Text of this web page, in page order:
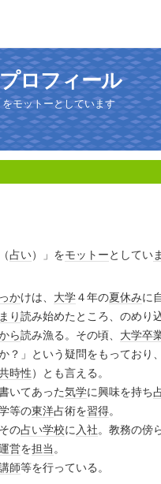
ロフィール
モットーとしています
占い）」をモットーとしてい
かけは、 大学４年の夏休みに
まり読み始めたところ、のめり
ら読み漁る。その頃、 大学卒
？」という疑問をもっており、
時性）とも言える。
いてあった気学に興味を持ち
等の東洋占術を習得。
の占い学校に入社。教務の傍
営を担当。
師等を行っている。